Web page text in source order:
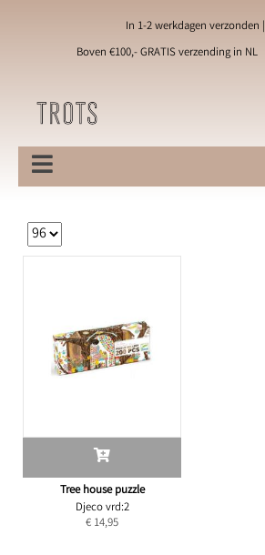
In 1-2 werkdagen verzonden |
Boven €100,- GRATIS verzending in NL
Tree house puzzle
Djeco vrd:2
€ 14,95